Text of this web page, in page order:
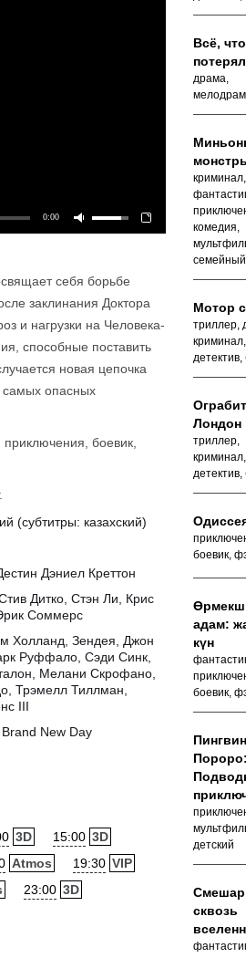
Подробнее
0:00
себя борьбе
заклинания Доктора
и нагрузки на Человека-
способные поставить
новая цепочка
самых опасных
боевик,
(субтитры: казахский)
Дэниел Креттон
Дитко, Стэн Ли, Крис
Соммерс
Холланд, Зендея, Джон
Руффало, Сэди Синк,
Мелани Скрофано,
Трэмелл Тиллман,
III
New Day
3D 15:00 3D
Atmos 19:30 VIP
23:00 3D
Всё,
драма,
криминал,
комедия,
семейный
Мотор
триллер,
криминал,
детектив,
Лондон
триллер,
криминал,
детектив,
боевик,
адам:
күн
боевик,
Пороро:
детский
сквозь